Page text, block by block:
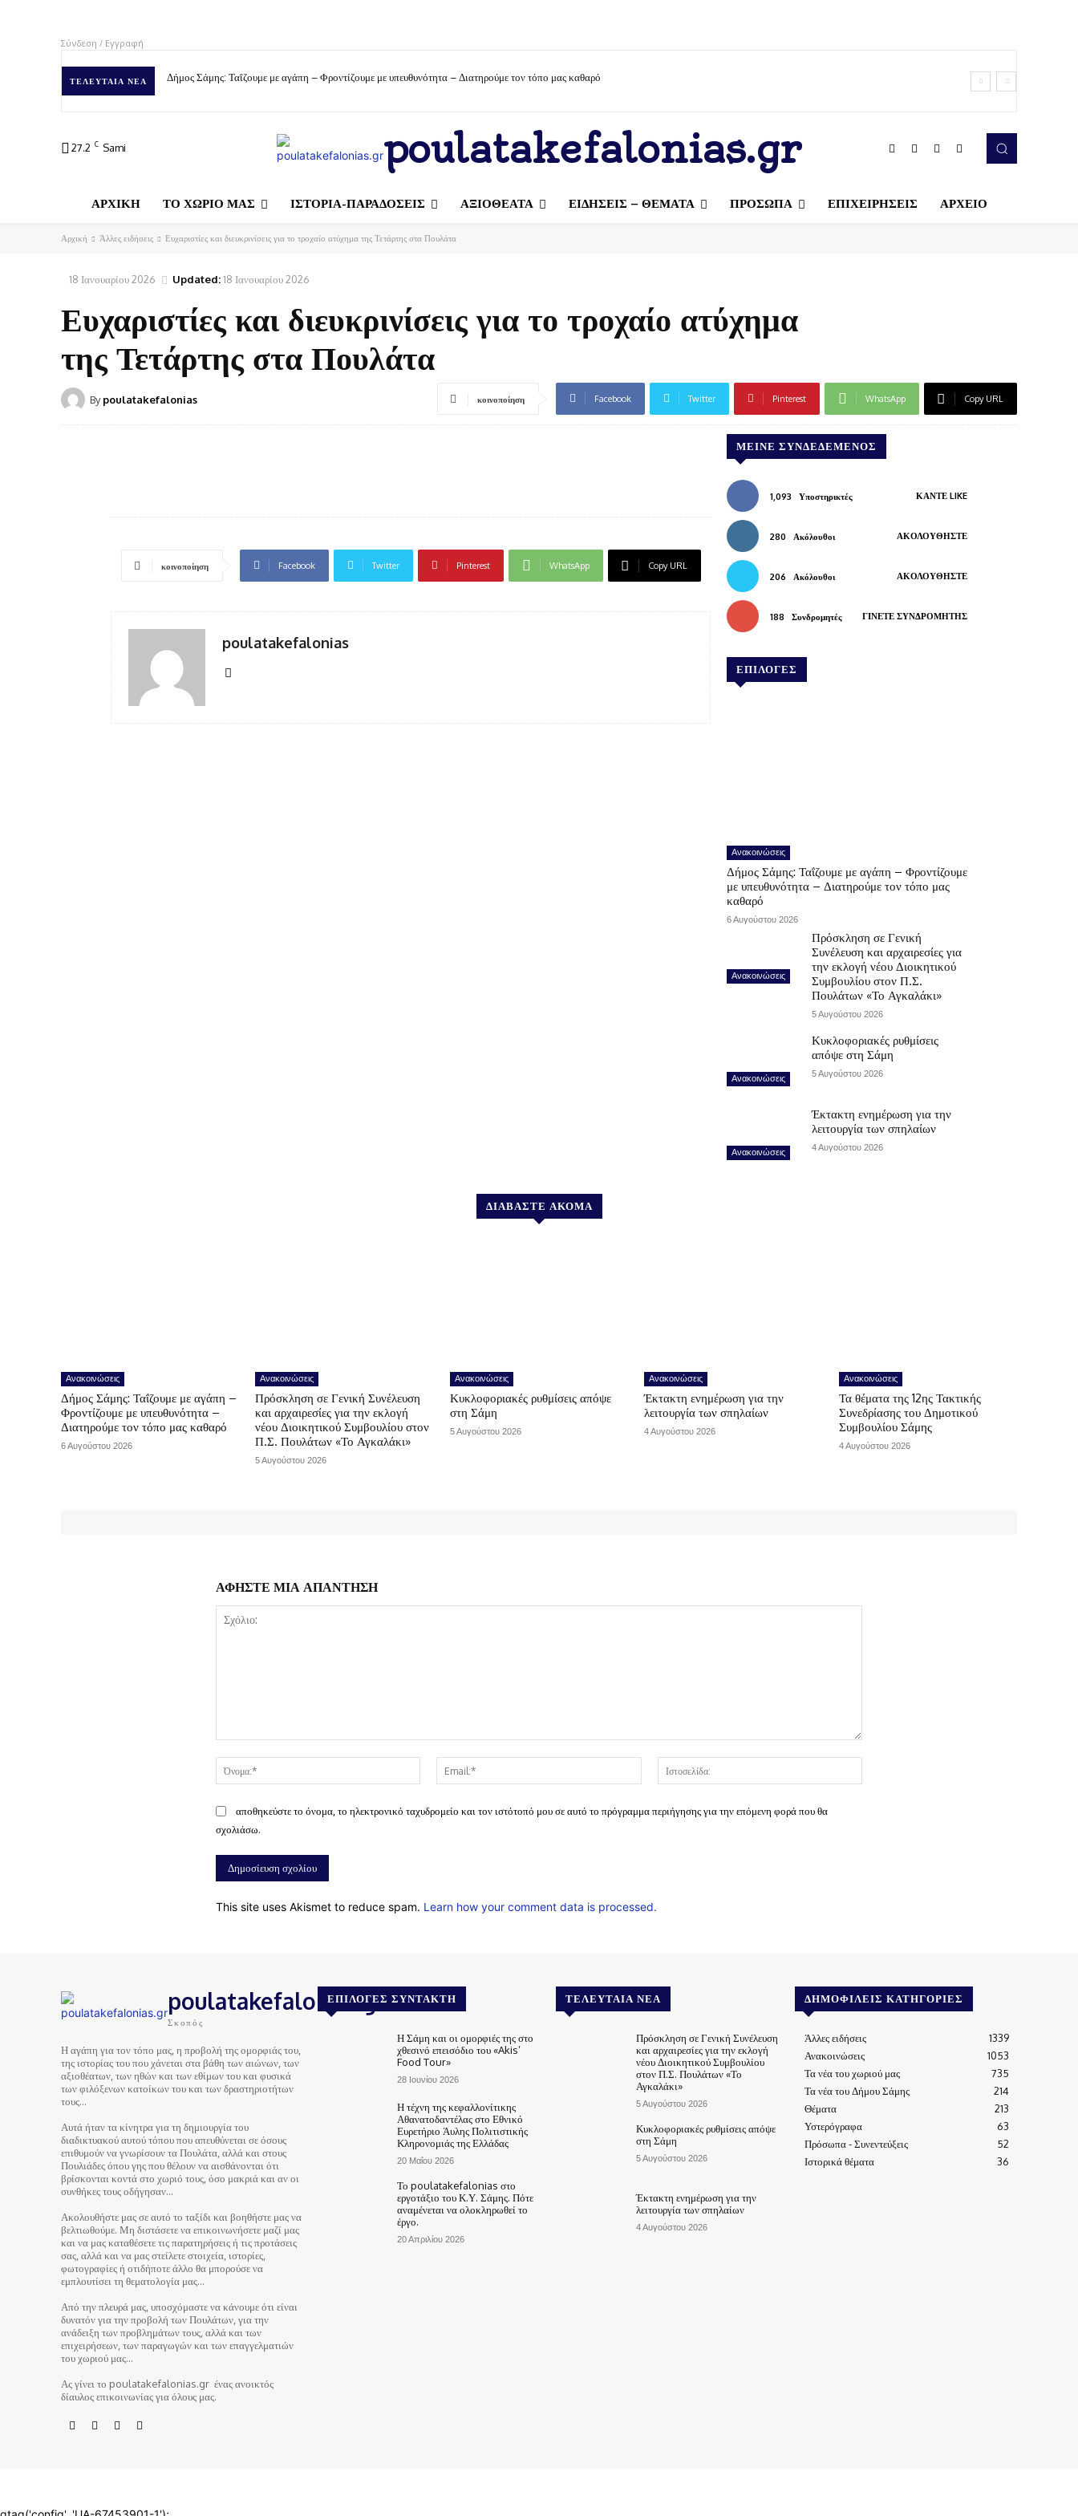
Σύνδεση / Εγγραφή
ΤΕΛΕΥΤΑΊΑ ΝΈΑ Δήμος Σάμης: Ταΐζουμε με αγάπη – Φροντίζουμε με υπευθυνότητα – Διατηρούμε τον τόπο μας καθαρό
27.2 C Sami poulatakefalonias.gr
ΑΡΧΙΚΗ ΤΟ ΧΩΡΙΟ ΜΑΣ ΙΣΤΟΡΙΑ-ΠΑΡΑΔΟΣΕΙΣ ΑΞΙΟΘΕΑΤΑ ΕΙΔΗΣΕΙΣ – ΘΕΜΑΤΑ ΠΡΟΣΩΠΑ ΕΠΙΧΕΙΡΗΣΕΙΣ ΑΡΧΕΙΟ
Αρχική Άλλες ειδήσεις Ευχαριστίες και διευκρινίσεις για το τροχαίο ατύχημα της Τετάρτης στα Πουλάτα
18 Ιανουαρίου 2026 Updated:18 Ιανουαρίου 2026
Ευχαριστίες και διευκρινίσεις για το τροχαίο ατύχημα
της Τετάρτης στα Πουλάτα
By poulatakefalonias κοινοποίηση Facebook Twitter Pinterest WhatsApp Copy URL
κοινοποίηση Facebook Twitter Pinterest WhatsApp Copy URL
poulatakefalonias
ΜΕΊΝΕ ΣΥΝΔΕΔΕΜΈΝΟΣ
1,093 Υποστηρικτές ΚΆΝΤΕ LIKE
280 Ακόλουθοι ΑΚΟΛΟΥΘΉΣΤΕ
206 Ακόλουθοι ΑΚΟΛΟΥΘΉΣΤΕ
188 Συνδρομητές ΓΊΝΕΤΕ ΣΥΝΔΡΟΜΗΤΉΣ
ΕΠΙΛΟΓΕΣ
Ανακοινώσεις
Δήμος Σάμης: Ταΐζουμε με αγάπη – Φροντίζουμε
με υπευθυνότητα – Διατηρούμε τον τόπο μας
καθαρό
6 Αυγούστου 2026
Ανακοινώσεις
Πρόσκληση σε Γενική
Συνέλευση και αρχαιρεσίες για
την εκλογή νέου Διοικητικού
Συμβουλίου στον Π.Σ.
Πουλάτων «Το Αγκαλάκι»
5 Αυγούστου 2026
Ανακοινώσεις
Κυκλοφοριακές ρυθμίσεις
απόψε στη Σάμη
5 Αυγούστου 2026
Ανακοινώσεις
Έκτακτη ενημέρωση για την
λειτουργία των σπηλαίων
4 Αυγούστου 2026
ΔΙΑΒΑΣΤΕ ΑΚΟΜΑ
Ανακοινώσεις
Δήμος Σάμης: Ταΐζουμε με αγάπη –
Φροντίζουμε με υπευθυνότητα –
Διατηρούμε τον τόπο μας καθαρό
6 Αυγούστου 2026
Ανακοινώσεις
Πρόσκληση σε Γενική Συνέλευση
και αρχαιρεσίες για την εκλογή
νέου Διοικητικού Συμβουλίου στον
Π.Σ. Πουλάτων «Το Αγκαλάκι»
5 Αυγούστου 2026
Ανακοινώσεις
Κυκλοφοριακές ρυθμίσεις απόψε
στη Σάμη
5 Αυγούστου 2026
Ανακοινώσεις
Έκτακτη ενημέρωση για την
λειτουργία των σπηλαίων
4 Αυγούστου 2026
Ανακοινώσεις
Τα θέματα της 12ης Τακτικής
Συνεδρίασης του Δημοτικού
Συμβουλίου Σάμης
4 Αυγούστου 2026
ΑΦΗΣΤΕ ΜΙΑ ΑΠΑΝΤΗΣΗ
Όνομα:*
Email:*
αποθηκεύστε το όνομα, το ηλεκτρονικό ταχυδρομείο και τον ιστότοπό μου σε αυτό το πρόγραμμα περιήγησης για την επόμενη φορά που θα
σχολιάσω.
This site uses Akismet to reduce spam. Learn how your comment data is processed.
poulatakefalonias.gr
Σκοπός
Η αγάπη για τον τόπο μας, η προβολή της ομορφιάς του,
της ιστορίας του που χάνεται στα βάθη των αιώνων, των
αξιοθέατων, των ηθών και των εθίμων του και φυσικά
των φιλόξενων κατοίκων του και των δραστηριοτήτων
τους…
Αυτά ήταν τα κίνητρα για τη δημιουργία του
διαδικτυακού αυτού τόπου που απευθύνεται σε όσους
επιθυμούν να γνωρίσουν τα Πουλάτα, αλλά και στους
Πουλιάδες όπου γης που θέλουν να αισθάνονται ότι
βρίσκονται κοντά στο χωριό τους, όσο μακριά και αν οι
συνθήκες τους οδήγησαν…
Ακολουθήστε μας σε αυτό το ταξίδι και βοηθήστε μας να
βελτιωθούμε. Μη διστάσετε να επικοινωνήσετε μαζί μας
και να μας καταθέσετε τις παρατηρήσεις ή τις προτάσεις
σας, αλλά και να μας στείλετε στοιχεία, ιστορίες,
φωτογραφίες ή οτιδήποτε άλλο θα μπορούσε να
εμπλουτίσει τη θεματολογία μας…
Από την πλευρά μας, υποσχόμαστε να κάνουμε ότι είναι
δυνατόν για την προβολή των Πουλάτων, για την
ανάδειξη των προβλημάτων τους, αλλά και των
επιχειρήσεων, των παραγωγών και των επαγγελματιών
του χωριού μας…
Ας γίνει το poulatakefalonias.gr ένας ανοικτός
δίαυλος επικοινωνίας για όλους μας.
ΕΠΙΛΟΓΈΣ ΣΥΝΤΆΚΤΗ
Η Σάμη και οι ομορφιές της στο
χθεσινό επεισόδιο του «Akis’
Food Tour»
28 Ιουνίου 2026
Η τέχνη της κεφαλλονίτικης
Αθανατοδαντέλας στο Εθνικό
Ευρετήριο Άυλης Πολιτιστικής
Κληρονομιάς της Ελλάδας
20 Μαΐου 2026
Το poulatakefalonias στο
εργοτάξιο του Κ.Υ. Σάμης. Πότε
αναμένεται να ολοκληρωθεί το
έργο.
20 Απριλίου 2026
ΤΕΛΕΥΤΑΊΑ ΝΈΑ
Πρόσκληση σε Γενική Συνέλευση
και αρχαιρεσίες για την εκλογή
νέου Διοικητικού Συμβουλίου
στον Π.Σ. Πουλάτων «Το
Αγκαλάκι»
5 Αυγούστου 2026
Κυκλοφοριακές ρυθμίσεις απόψε
στη Σάμη
5 Αυγούστου 2026
Έκτακτη ενημέρωση για την
λειτουργία των σπηλαίων
4 Αυγούστου 2026
ΔΗΜΟΦΙΛΕΊΣ ΚΑΤΗΓΟΡΊΕΣ
Άλλες ειδήσεις
1339
Ανακοινώσεις
1053
Τα νέα του χωριού μας
735
Τα νέα του Δήμου Σάμης
214
Θέματα
213
Υστερόγραφα
63
Πρόσωπα - Συνεντεύξεις
52
Ιστορικά θέματα
36